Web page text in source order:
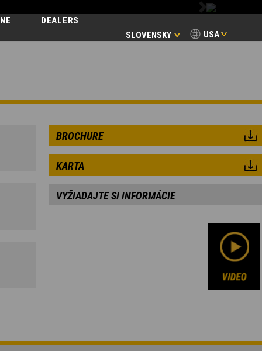
USA
SLOVENSKY
DEALERS
Next
BROCHURE
KARTA
VYŽIADAJTE SI INFORMÁCIE